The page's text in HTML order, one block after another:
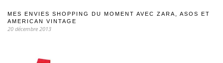
MES ENVIES SHOPPING DU MOMENT AVEC ZARA, ASOS ET
AMERICAN VINTAGE
20 décembre 2013